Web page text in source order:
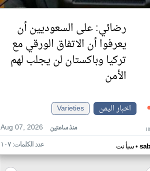
رضائي: على السعوديين أن
يعرفوا أن الاتفاق الورقي مع
تركيا وباكستان لن يجلب لهم
الأمن
اخبار اليمن
Varieties
Aug 07, 2026
منذ ساعتين
سبأ نت• عدد الكلمات: ١٠٧